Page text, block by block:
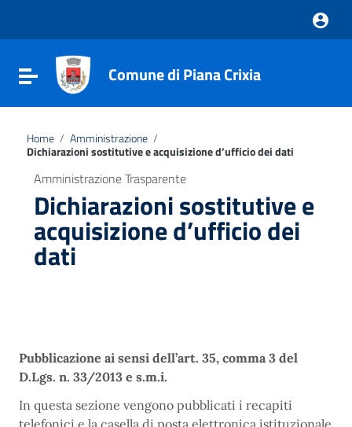
Vai al footer
Attiva / disattiva la navigazione
Comune di Piana Crixia
Home / Amministrazione /
Dichiarazioni sostitutive e acquisizione d’ufficio dei dati
Amministrazione Trasparente
Dichiarazioni sostitutive e
acquisizione d’ufficio dei
dati
Pubblicazione ai sensi dell’art. 35, comma 3 del
D.Lgs. n. 33/2013 e s.m.i.
In questa sezione vengono pubblicati i recapiti
telefonici e la casella di posta elettronica istituzionale